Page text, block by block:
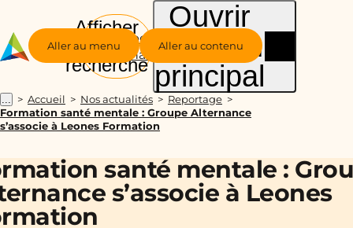
Aller au menu Aller au contenu
Groupe
Alternance
Afficher
la
recherche
Ouvrir
le menu
principal
... Accueil Nos actualités
Reportage
Formation santé mentale : Groupe Alternance
s’associe à Leones Formation
santé mentale :
s’associe à Leones